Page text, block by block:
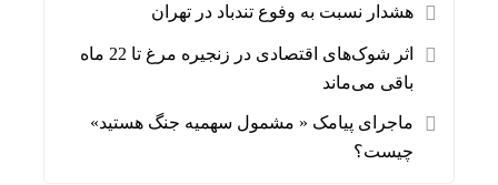
هشدار نسبت به وفوع تندباد در تهران
اثر شوک‌های اقتصادی در زنجیره مرغ تا 22 ماه
باقی می‌ماند
ماجرای پیامک « مشمول سهمیه جنگ هستید»
چیست؟